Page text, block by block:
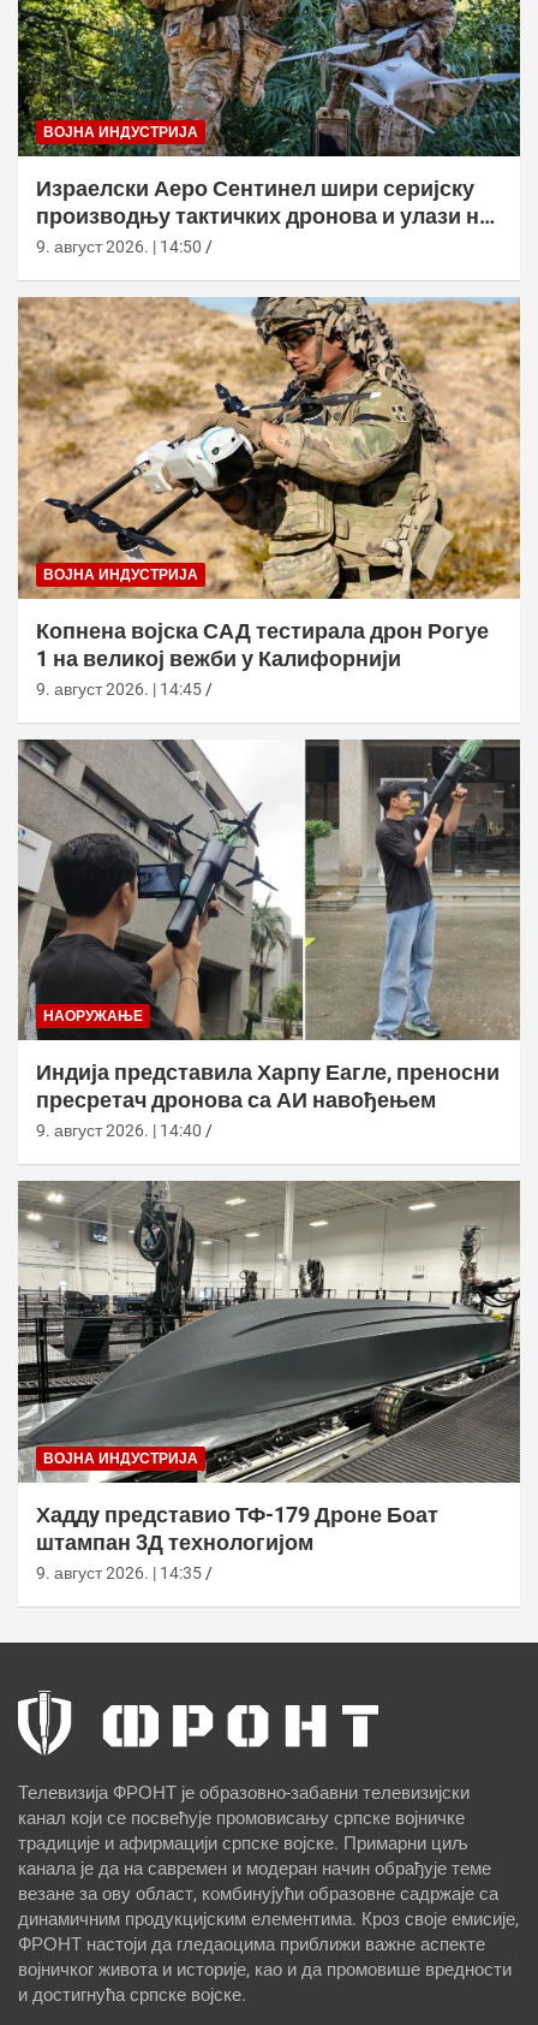
ВОЈНА ИНДУСТРИЈА
Израелски Аеро Сентинел шири серијску
производњу тактичких дронова и улази на
нова тржишта
9. август 2026. | 14:50
ВОЈНА ИНДУСТРИЈА
Копнена војска САД тестирала дрон Рогуе
1 на великој вежби у Калифорнији
9. август 2026. | 14:45
НАОРУЖАЊЕ
Индија представила Харпy Еагле, преносни
пресретач дронова са АИ навођењем
9. август 2026. | 14:40
ВОЈНА ИНДУСТРИЈА
Хаддy представио ТФ-179 Дроне Боат
штампан 3Д технологијом
9. август 2026. | 14:35
Телевизија ФРОНТ је образовно-забавни телевизијски
канал који се посвећује промовисању српске војничке
традиције и афирмацији српске војске. Примарни циљ
канала је да на савремен и модеран начин обрађује теме
везане за ову област, комбинујући образовне садржаје са
динамичним продукцијским елементима. Кроз своје емисије,
ФРОНТ настоји да гледаоцима приближи важне аспекте
војничког живота и историје, као и да промовише вредности
и достигнућа српске војске.